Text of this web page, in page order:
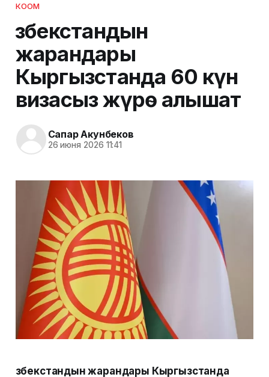
КООМ
Өзбекстандын
жарандары
Кыргызстанда 60 күн
визасыз жүрө алышат
Сапар Акунбеков
26 июня 2026 11:41
Өзбекстандын жарандары Кыргызстанда